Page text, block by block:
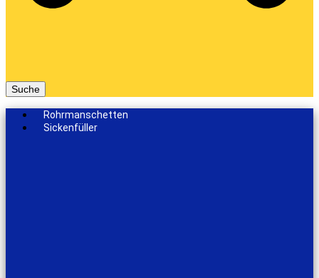
Suche
Rohrmanschetten
Sickenfüller